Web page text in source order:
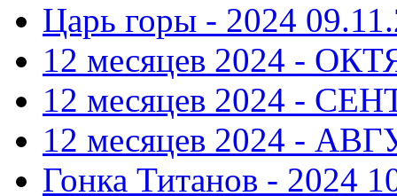
Царь горы - 2024
12 месяцев 2024 -
12 месяцев 2024 -
12 месяцев 2024 -
Гонка Титанов - 2024